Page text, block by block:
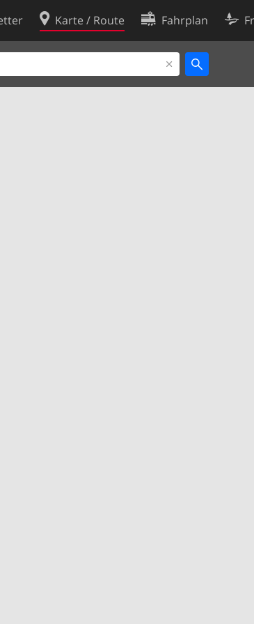
Karte / Route Fahrplan
Cookie-Richtlinie
Cookie-